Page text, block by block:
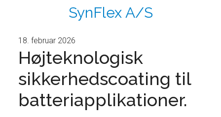
SynFlex A/S
18. februar 2026
Højteknologisk
sikkerhedscoating til
batteriapplikationer.